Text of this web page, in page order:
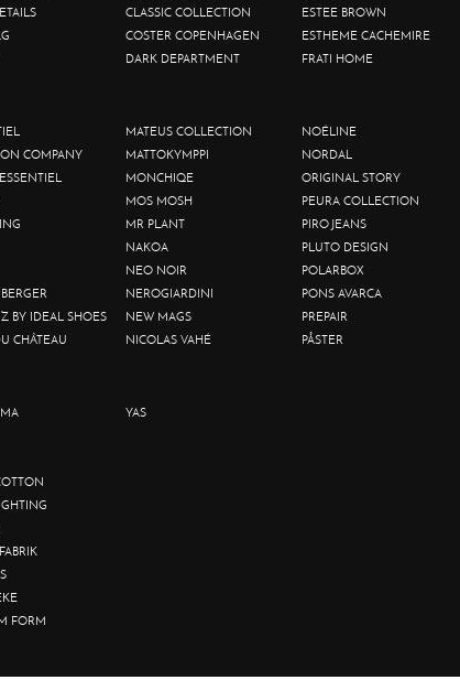
CLASSIC COLLECTION
COSTER COPENHAGEN
DARK DEPARTMENT
ESTEE BROWN
ESTHEME CACHEMIRE
FRATI HOME
COMPANY
BY IDEAL SHOES
CHÂTEAU
MATEUS COLLECTION
MATTOKYMPPI
MONCHIQE
MOS MOSH
MR PLANT
NAKOA
NEO NOIR
NEROGIARDINI
NEW MAGS
NICOLAS VAHÉ
NOÉLINE
NORDAL
ORIGINAL STORY
PEURA COLLECTION
PIRO JEANS
PLUTO DESIGN
POLARBOX
PONS AVARCA
PREPAIR
PÅSTER
FORM
YAS